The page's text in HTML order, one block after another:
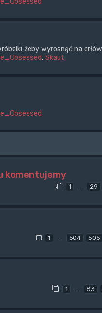
żeby wyrosnąć na orłów
, Skaut
komentujemy
1 … 29
1 504 505
1 … 83